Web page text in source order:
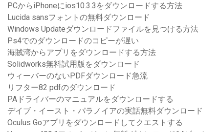
PCからiPhoneにios10.3.3をダウンロードする方法
Lucida sansフォントの無料ダウンロード
Windows Updateダウンロードファイルを見つける方法
Ps4でのダウンロードのコピーが遅い
海賊湾からアプリをダウンロードする方法
Solidworks無料試用版をダウンロード
ウィーバーのないPDFダウンロード急流
リフター82 pdfのダウンロード
PAドライバーのマニュアルをダウンロードする
デイブ・イースト・パラノイアの実話無料ダウンロード
Oculus Goアプリをダウンロードしてクエストする